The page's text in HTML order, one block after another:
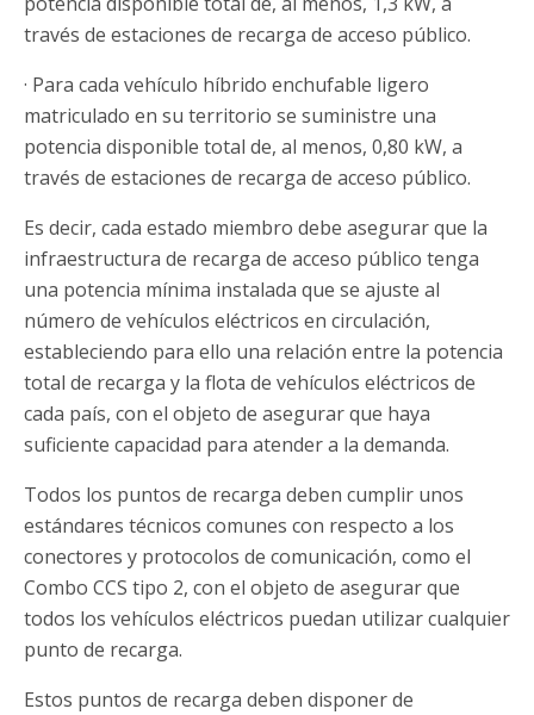
través de estaciones de recarga de acceso público.
· Para cada vehículo híbrido enchufable ligero
matriculado en su territorio se suministre una
potencia disponible total de, al menos, 0,80 kW, a
través de estaciones de recarga de acceso público.
Es decir, cada estado miembro debe asegurar que la
infraestructura de recarga de acceso público tenga
una potencia mínima instalada que se ajuste al
número de vehículos eléctricos en circulación,
estableciendo para ello una relación entre la potencia
total de recarga y la flota de vehículos eléctricos de
cada país, con el objeto de asegurar que haya
suficiente capacidad para atender a la demanda.
Todos los puntos de recarga deben cumplir unos
estándares técnicos comunes con respecto a los
conectores y protocolos de comunicación, como el
Combo CCS tipo 2, con el objeto de asegurar que
todos los vehículos eléctricos puedan utilizar cualquier
punto de recarga.
Estos puntos de recarga deben disponer de